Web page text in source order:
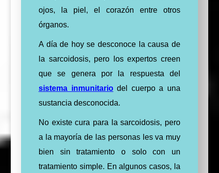
ojos, la piel, el corazón entre otros
órganos.
A día de hoy se desconoce la causa de
la sarcoidosis, pero los expertos creen
que se genera por la respuesta del
sistema inmunitariodel cuerpo a una
sustancia desconocida.
No existe cura para la sarcoidosis, pero
a la mayoría de las personas les va muy
bien sin tratamiento o solo con un
tratamiento simple. En algunos casos, la